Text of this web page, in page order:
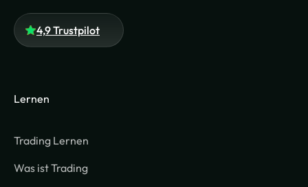
4,9 Trustpilot
Lernen
Trading Lernen
Was ist Trading